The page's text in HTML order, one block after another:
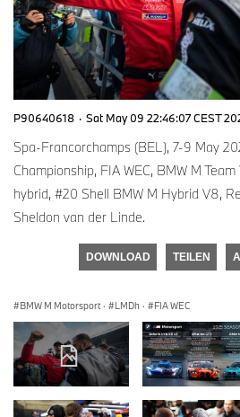
P90640618 · Sat May 09 22:46:07 CEST
Spa-Francorchamps (BEL), 7-9 May
Championship, FIA WEC, BMW M
hybrid, #20 Shell BMW M Hybrid V8,
Sheldon van der Linde.
DOWNLOAD TEILEN
BMW M Motorsport · LMDh · FIA WEC